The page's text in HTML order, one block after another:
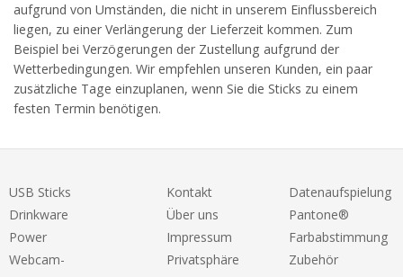
aufgrund von Umständen, die nicht in unserem Einflussbereich
liegen, zu einer Verlängerung der Lieferzeit kommen. Zum
Beispiel bei Verzögerungen der Zustellung aufgrund der
Wetterbedingungen. Wir empfehlen unseren Kunden, ein paar
zusätzliche Tage einzuplanen, wenn Sie die Sticks zu einem
festen Termin benötigen.
USB Sticks
Drinkware
Power
Webcam-
Kontakt
Über uns
Impressum
Privatsphäre
Datenaufspielung
Pantone®
Farbabstimmung
Zubehör